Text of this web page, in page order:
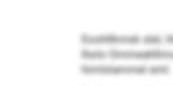
Eoohllkmsk slel,
lholo
himlslammel eml.